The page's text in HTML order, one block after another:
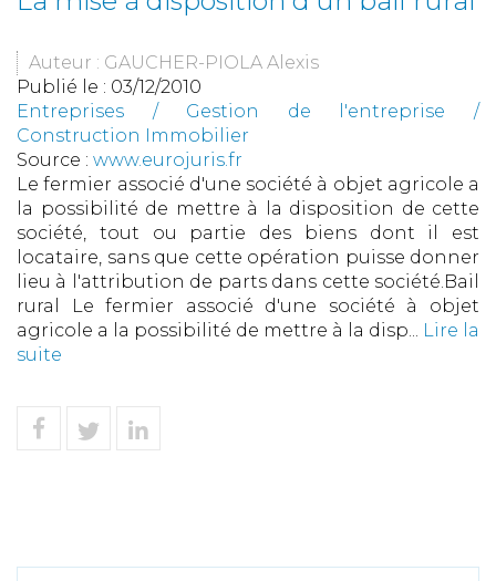
Auteur : GAUCHER-PIOLA Alexis
Publié le : 03/12/2010
Entreprises / Gestion de l'entreprise /
Construction Immobilier
Source : www.eurojuris.fr
Le fermier associé d'une société à objet agricole a
la possibilité de mettre à la disposition de cette
société, tout ou partie des biens dont il est
locataire, sans que cette opération puisse donner
lieu à l'attribution de parts dans cette société.Bail
rural Le fermier associé d'une société à objet
agricole a la possibilité de mettre à la disp... Lire la
suite